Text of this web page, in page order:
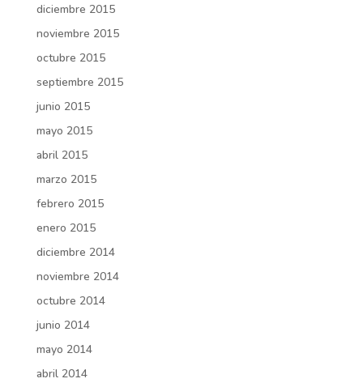
diciembre 2015
noviembre 2015
octubre 2015
septiembre 2015
junio 2015
mayo 2015
abril 2015
marzo 2015
febrero 2015
enero 2015
diciembre 2014
noviembre 2014
octubre 2014
junio 2014
mayo 2014
abril 2014